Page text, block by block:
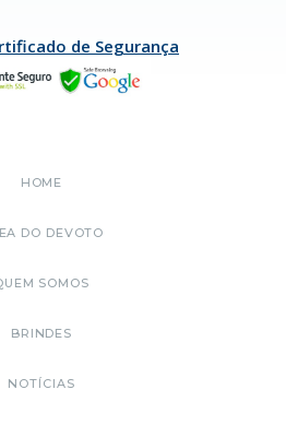
de Segurança
HOME
DO DEVOTO
SOMOS
BRINDES
NOTÍCIAS